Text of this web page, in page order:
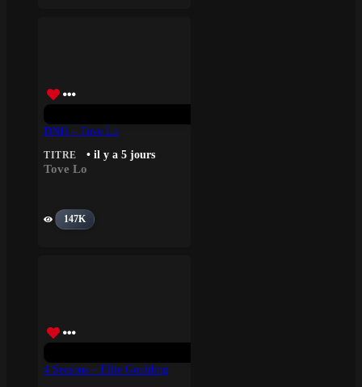
DNH – Tove Lo
TITRE • il y a 5 jours
Tove Lo
147K
4 Seasons – Ellie Goulding